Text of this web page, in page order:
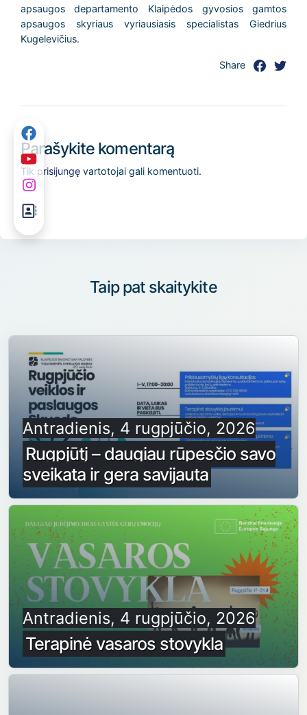
apsaugos departamento Klaipėdos gyvosios gamtos
apsaugos skyriaus vyriausiasis specialistas Giedrius
Kugelevičius.
Share
Parašykite komentarą
Tik prisijungęvartotojai gali komentuoti.
Taip pat skaitykite
Antradienis, 4 rugpjūčio, 2026
Rugpjūtį – daugiau rūpesčio savo
sveikata ir gera savijauta
Antradienis, 4 rugpjūčio, 2026
Terapinė vasaros stovykla